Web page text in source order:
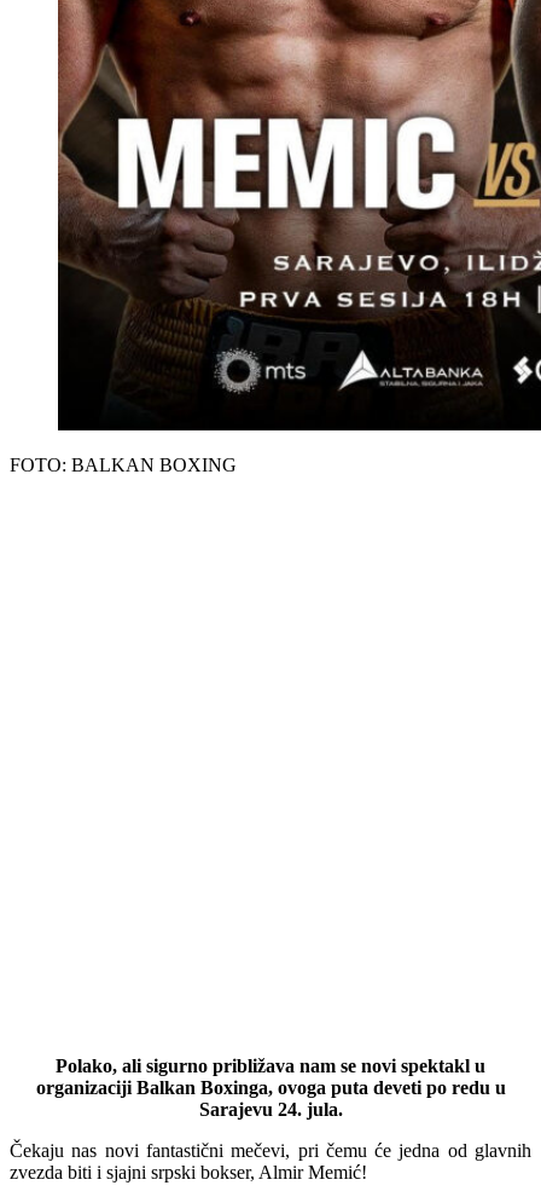
FOTO: BALKAN BOXING
Polako, ali sigurno približava nam se novi spektakl u
organizaciji Balkan Boxinga, ovoga puta deveti po redu u
Sarajevu 24. jula.
Čekaju nas novi fantastični mečevi, pri čemu će jedna od glavnih
zvezda biti i sjajni srpski bokser, Almir Memić!